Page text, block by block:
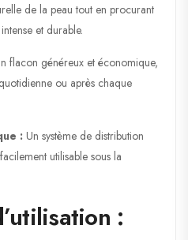
de la peau tout en procurant
et durable.
flacon généreux et économique,
ou après chaque
: Un système de distribution
utilisable sous la
: